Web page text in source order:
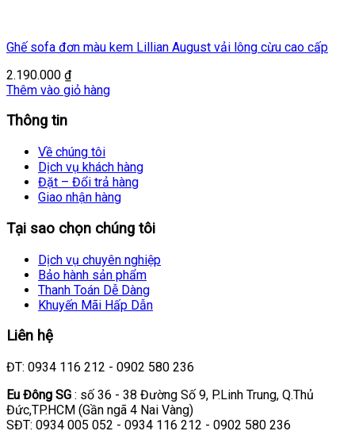
Ghế sofa đơn màu kem Lillian August vải lông cừu cao cấp
2.190.000 ₫
Thêm vào giỏ hàng
Thông tin
Về chúng tôi
Dịch vụ khách hàng
Đặt – Đổi trả hàng
Giao nhận hàng
Tại sao chọn chúng tôi
Dịch vụ chuyên nghiệp
Bảo hành sản phẩm
Thanh Toán Dễ Dàng
Khuyến Mãi Hấp Dẫn
Liên hệ
ĐT: 0934 116 212 - 0902 580 236
Eu Đông SG : số 36 - 38 Đường Số 9, P.Linh Trung, Q.Thủ
Đức,TP.HCM (Gần ngã 4 Nai Vàng)
SĐT: 0934 005 052 - 0934 116 212 - 0902 580 236